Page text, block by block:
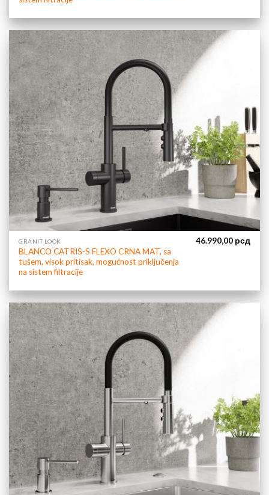
GRANIT LOOK
BLANCO CATRIS-S FLEXO CRNA MAT, sa
tušem, visok pritisak, mogućnost priključenja
na sistem filtracije
46.990,00 рсд